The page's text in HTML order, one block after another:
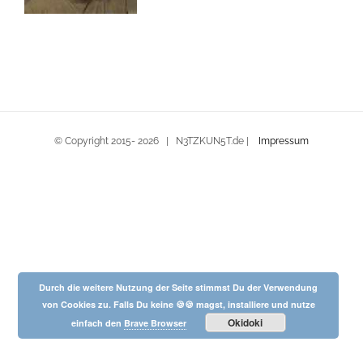
© Copyright 2015- 2026 | N3TZKUN5T.de | Impressum
Durch die weitere Nutzung der Seite stimmst Du der Verwendung
von Cookies zu. Falls Du keine 🍪🍪 magst, installiere und nutze
einfach den Brave Browser Okidoki